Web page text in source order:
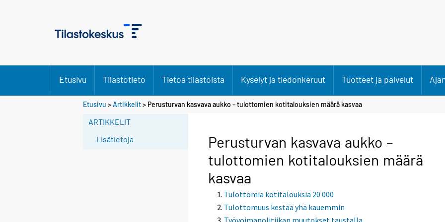
Etusivu Tilastotieto Tietoa tilastoista Kyselyt ja tiedonkeruut Tuotteet ja palvelut
Etusivu >Artikkelit> Perusturvan kasvava aukko – tulottomien kotitalouksien määrä kasvaa
ARTIKKELIT
Lisätietoja
Perusturvan kasvava aukko –
tulottomien kotitalouksien määrä
kasvaa
Tulottomia kotitalouksia 20 000
Tulottomuus kestää yhä kauemmin